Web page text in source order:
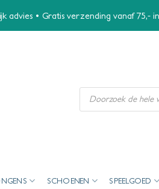
• Gratis verzending vanaf 75,-
Producten
zoeken
SCHOENEN SPEELGOED